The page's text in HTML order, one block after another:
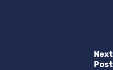
Next
Post